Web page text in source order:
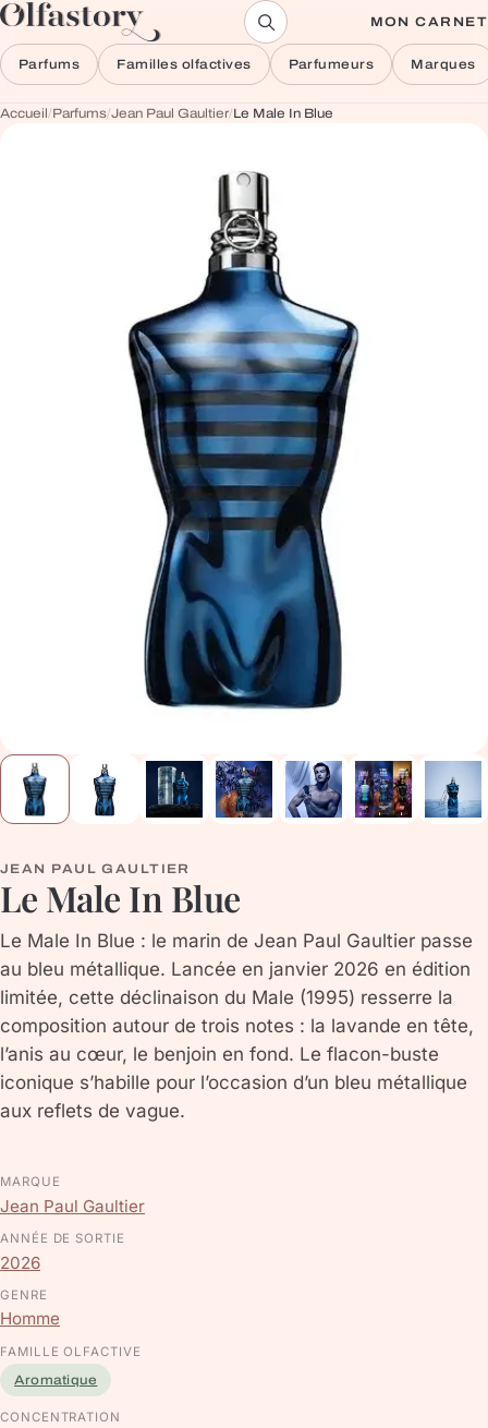
Aller au contenu MON CARNET
Parfums Familles olfactives Parfumeurs Marques
Accueil/Parfums/Jean Paul Gaultier/Le Male In Blue
JEAN PAUL GAULTIER
Le Male In Blue
Le Male In Blue : le marin de Jean Paul Gaultier passe
au bleu métallique. Lancée en janvier 2026 en édition
limitée, cette déclinaison du Male (1995) resserre la
composition autour de trois notes : la lavande en tête,
l’anis au cœur, le benjoin en fond. Le flacon-buste
iconique s’habille pour l’occasion d’un bleu métallique
aux reflets de vague.
MARQUE
Jean Paul Gaultier
ANNÉE DE SORTIE
2026
GENRE
Homme
FAMILLE OLFACTIVE
Aromatique
CONCENTRATION